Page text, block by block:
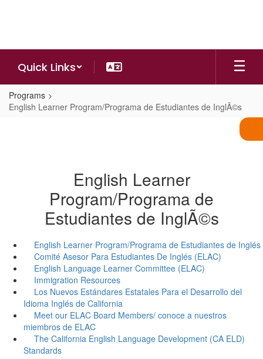
Quick Links
Programs
English Learner Program/Programa de Estudiantes de InglÃ©s
English Learner
Program/Programa de
Estudiantes de InglÃ©s
English Learner Program/Programa de Estudiantes de Inglés
Comité Asesor Para Estudiantes De Inglés (ELAC)
English Language Learner Committee (ELAC)
Immigration Resources
Los Nuevos Estándares Estatales Para el Desarrollo del
Idioma Inglés de California
Meet our ELAC Board Members/ conoce a nuestros
miembros de ELAC
The California English Language Development (CA ELD)
Standards